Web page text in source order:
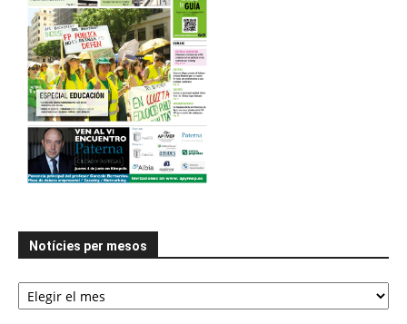
Notícies per mesos
Notícies
per